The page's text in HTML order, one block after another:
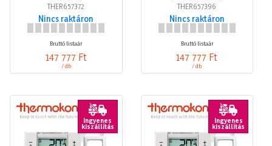
THER657372
Nincs raktáron
Bruttó listaár
147 777 Ft
/ db
THER657396
Nincs raktáron
Bruttó listaár
147 777 Ft
/ db
Ingyenes
kiszállítás
Ingyenes
kiszállítás